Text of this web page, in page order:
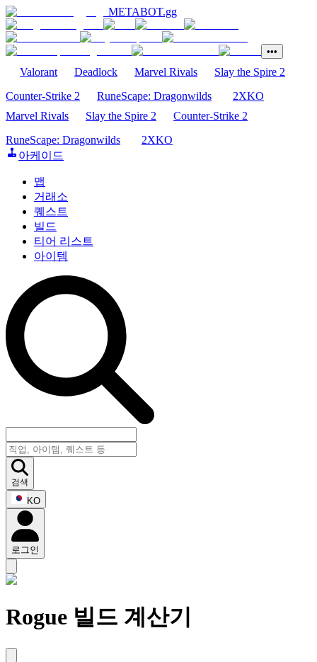
METABOT.gg
•••
Valorant Deadlock Marvel Rivals
Slay the Spire 2
Counter-Strike 2
RuneScape: Dragonwilds
2XKO
Marvel Rivals
Slay the Spire 2
Counter-Strike 2
RuneScape: Dragonwilds
2XKO
아케이드
맵
거래소
퀘스트
빌드
티어 리스트
아이템
검색
KO
로그인
Rogue 빌드 계산기